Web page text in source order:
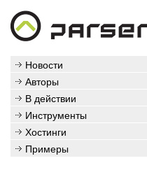
Новости
Авторы
В действии
Инструменты
Хостинги
Примеры